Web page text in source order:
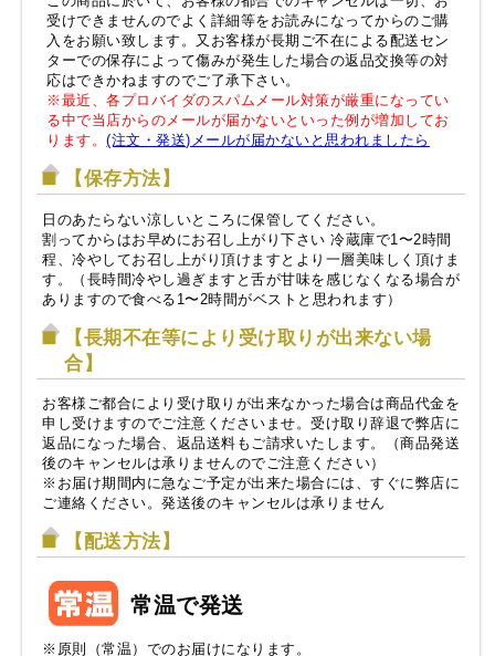
受けできませんのでよく詳細等をお読みになってからのご購
入をお願い致します。又お客様が長期ご不在による配送セン
ターでの保存によって傷みが発生した場合の返品交換等の対
応はできかねますのでご了承下さい。
※最近、各プロバイダのスパムメール対策が厳重になってい
る中で当店からのメールが届かないといった例が増加してお
ります。(注文・発送)メールが届かないと思われましたら
【保存方法】
日のあたらない涼しいところに保管してください。
割ってからはお早めにお召し上がり下さい 冷蔵庫で1〜2時間
程、冷やしてお召し上がり頂けますとより一層美味しく頂けま
す。（長時間冷やし過ぎますと舌が甘味を感じなくなる場合が
ありますので食べる1〜2時間がベストと思われます）
【長期不在等により受け取りが出来ない場
合】
お客様ご都合により受け取りが出来なかった場合は商品代金を
申し受けますのでご注意くださいませ。受け取り辞退で弊店に
返品になった場合、返品送料もご請求いたします。（商品発送
後のキャンセルは承りませんのでご注意ください）
※お届け期間内に急なご予定が出来た場合には、すぐに弊店に
ご連絡ください。発送後のキャンセルは承りません
【配送方法】
常温で発送
※原則（常温）でのお届けになります。